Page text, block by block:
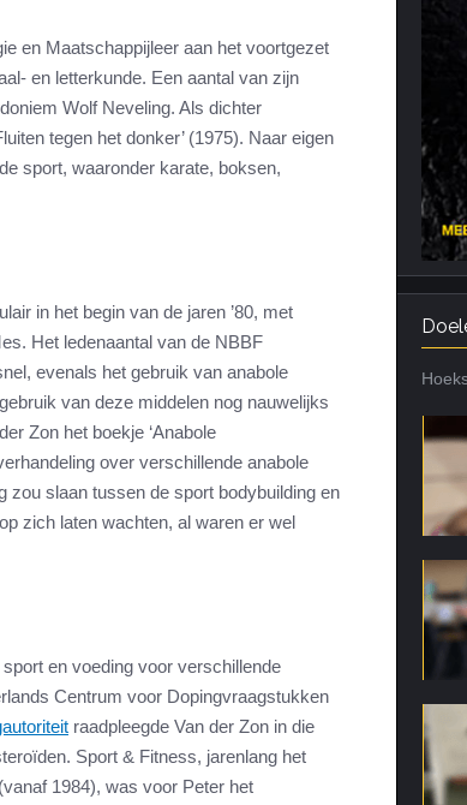
en intensiteit
van cardio en kracht
top 10
vragen
Voedingsfouten top 5
Veel gestelde vragen
en Maatschappijleer aan het voortgezet
en letterkunde. Een aantal van zijn
Wolf Neveling. Als dichter
tegen het donker’ (1975). Naar eigen
sport, waaronder karate, boksen,
in het begin van de jaren ’80, met
Het ledenaantal van de NBBF
evenals het gebruik van anabole
van deze middelen nog nauwelijks
Zon het boekje ‘Anabole
over verschillende anabole
zou slaan tussen de sport bodybuilding en
zich laten wachten, al waren er wel
en voeding voor verschillende
Centrum voor Dopingvraagstukken
raadpleegde Van der Zon in die
Sport & Fitness, jarenlang het
1984), was voor Peter het